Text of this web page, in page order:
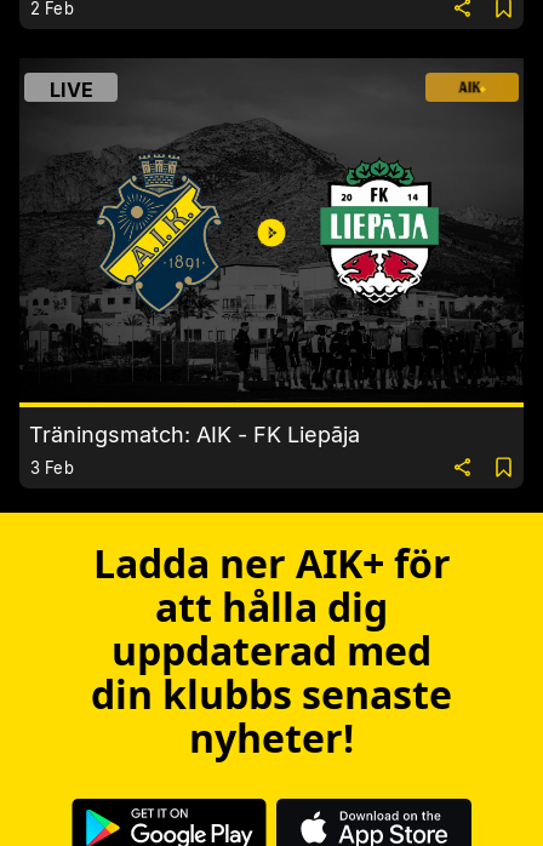
2 Feb
LIVE
Träningsmatch: AIK - FK Liepāja
3 Feb
Ladda ner AIK+ för
att hålla dig
uppdaterad med
din klubbs senaste
nyheter!